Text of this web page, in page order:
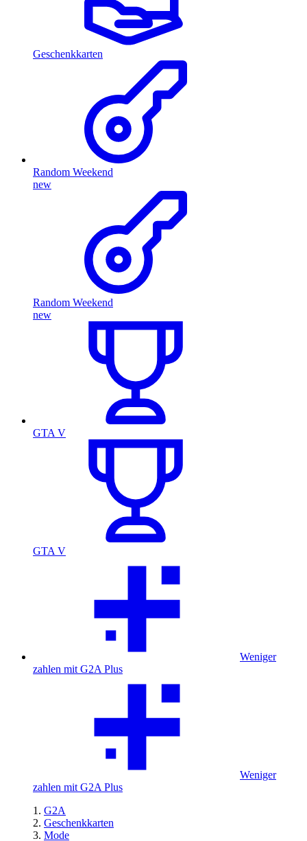
Geschenkkarten
Random Weekend
new
Random Weekend
new
GTA V
GTA V
Weniger
zahlen mit G2A Plus
Weniger
zahlen mit G2A Plus
G2A
Geschenkkarten
Mode